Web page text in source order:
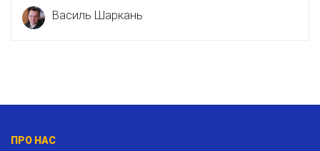
Василь Шаркань
ПРО НАС